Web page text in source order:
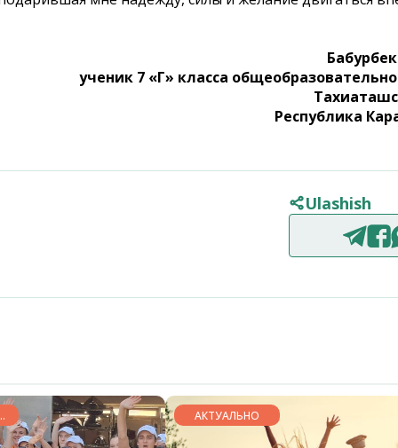
ученик 7 «Г» класса
Республика
Ulashish
АКТУАЛЬНО